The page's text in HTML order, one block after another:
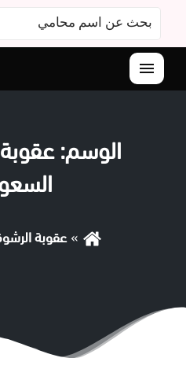
البحث
عن:
القائمة
الوسم:
عقوبة